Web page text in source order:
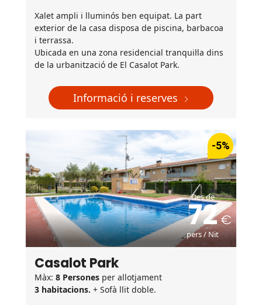
Xalet ampli i lluminós ben equipat. La part
exterior de la casa disposa de piscina, barbacoa
i terrassa.
Ubicada en una zona residencial tranquil·la dins
de la urbanització de El Casalot Park.
Informació i reserves
-5%
Des de
72
pers / Nit
Casalot Park
Màx: 8 Persones per allotjament
3 habitacions. + Sofà llit doble.